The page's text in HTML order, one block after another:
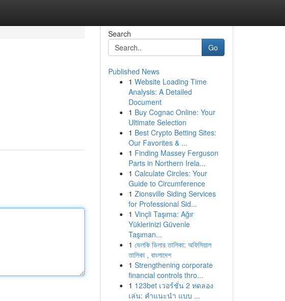
Search
Go
Published News
1 Website Loading Time
Analysis: A Detailed
Document
1 Buy Cognac Online: Your
Ultimate Selection
1 Best Crypto Betting Sites:
Our Favorites & ...
1 Finding Massey Ferguson
Parts in Northern Irela...
1 Calculate Circles: Your
Guide to Circumference
1 Zionsville Siding Services
for Professional Sid...
1 Vinçli Taşıma: Ağır
Yüklerinizi Güvenle
Taşıman...
1 ভেলকি ডিলার তালিকা: অফিসিয়াল
তালিকা , বাংলাদেশ
1 Strengthening corporate
financial controls thro...
1 123bet เวอร์ชั่น 2 ทดลอง
เล่น: คำแนะนำ แบบ ...